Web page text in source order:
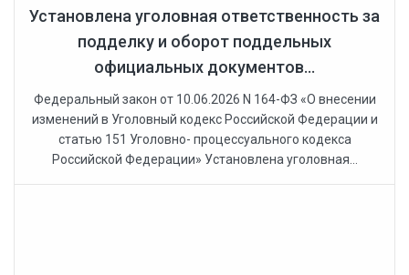
Установлена уголовная ответственность за
подделку и оборот поддельных
официальных документов...
Федеральный закон от 10.06.2026 N 164-ФЗ «О внесении
изменений в Уголовный кодекс Российской Федерации и
статью 151 Уголовно- процессуального кодекса
Российской Федерации» Установлена уголовная...